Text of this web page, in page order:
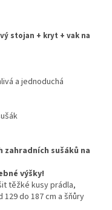
stojan + kryt + vak na
a jednoduchá
sušáků na
výšky!
těžké kusy prádla,
do 187 cm a šňůry